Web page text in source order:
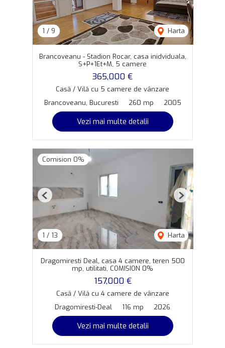
1 / 9 Harta
Brancoveanu - Stadion Rocar, casa inidviduala,
S+P+1Et+M, 5 camere
365,000 €
Casă / Vilă cu 5 camere de vânzare
Brancoveanu, Bucuresti
260 mp 2005
Vezi mai multe detalii
Comision 0%
1 / 13 Harta
Previous Next
Dragomiresti Deal, casa 4 camere, teren 500
mp, utilitati, COMISION 0%
157,000 €
Casă / Vilă cu 4 camere de vânzare
Dragomiresti-Deal
116 mp 2026
Vezi mai multe detalii